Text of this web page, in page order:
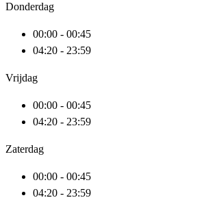
Donderdag
00:00 - 00:45
04:20 - 23:59
Vrijdag
00:00 - 00:45
04:20 - 23:59
Zaterdag
00:00 - 00:45
04:20 - 23:59